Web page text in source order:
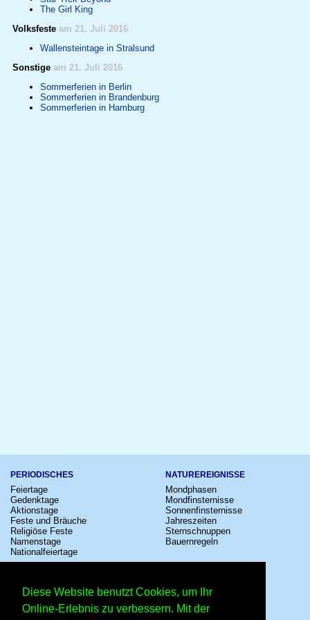
Diese Website benutzt Cookies, um Ihr
Online-Erlebnis zu verbessern. Mit der
The Girl King
Volksfeste am 21. Juli 2016
Wallensteintage in Stralsund
Sonstige am 21. Juli 2016
Sommerferien in Berlin
Sommerferien in Brandenburg
Sommerferien in Hamburg
PERIODISCHES
Feiertage
Gedenktage
Aktionstage
Feste und Bräuche
Religiöse Feste
Namenstage
Nationalfeiertage
NATUREREIGNISSE
Mondphasen
Mondfinsternisse
Sonnenfinsternisse
Jahreszeiten
Sternschnuppen
Bauernregeln
Kinostarts
Festivals
Großevents
Sternzeichen
Schalttage
Wahltage